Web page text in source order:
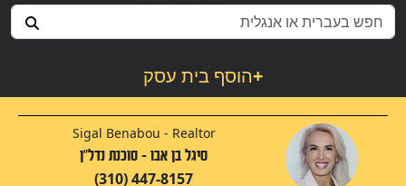
הוסף בית עסק+
Sigal Benabou - Realtor
סיגל בן אבו - סוכנת נדל"ן
(310) 447-8157